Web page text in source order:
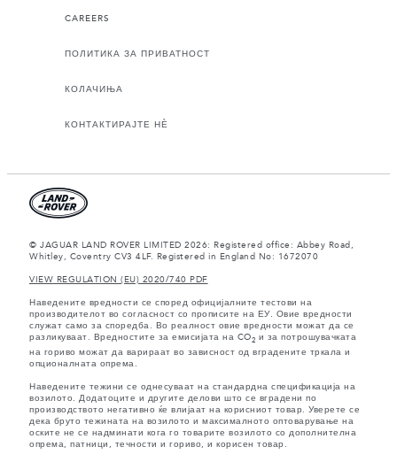
CAREERS
ПОЛИТИКА ЗА ПРИВАТНОСТ
КОЛАЧИЊА
КОНТАКТИРАЈТЕ НЀ
© JAGUAR LAND ROVER LIMITED 2026: Registered office: Abbey Road,
Whitley, Coventry CV3 4LF. Registered in England No: 1672070
VIEW REGULATION (EU) 2020/740 PDF
Наведените вредности се според официјалните тестови на
производителот во согласност со прописите на ЕУ. Овие вредности
служат само за споредба. Во реалност овие вредности можат да се
разликуваат. Вредностите за емисијата на CO2 и за потрошувачката
на гориво можат да варираат во зависност од вградените тркала и
опционалната опрема.
Наведените тежини се однесуваат на стандардна спецификација на
возилото. Додатоците и другите делови што се вградени по
производството негативно ќе влијаат на корисниот товар. Уверете се
дека бруто тежината на возилото и максималното оптоварување на
оските не се надминати кога го товарите возилото со дополнителна
опрема, патници, течности и гориво, и корисен товар.